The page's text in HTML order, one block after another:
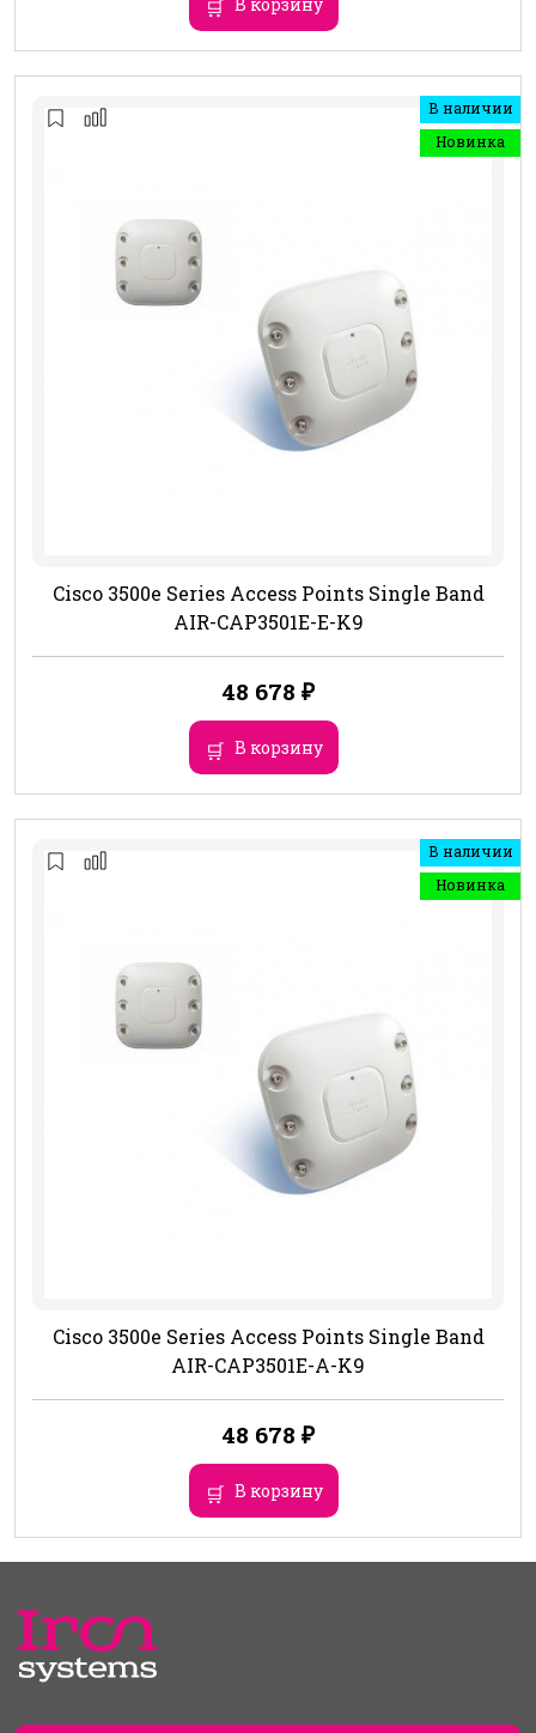
В наличии
Новинка
Cisco 3500e Series Access Points Single Band
AIR-CAP3501E-E-K9
48 678 ₽
В корзину
В наличии
Новинка
Cisco 3500e Series Access Points Single Band
AIR-CAP3501E-A-K9
48 678 ₽
В корзину